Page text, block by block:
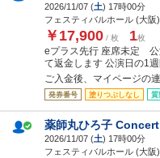
2026/11/07 (土) 17時00分
フェスティバルホール (大阪)
￥17,900 / 枚 1枚
eプラス先行 座席未定 公
て返金します 公演日の1
ご入金後、マイページの
発券番号 塗りつぶしなし 質
薬師丸ひろ子
2026/11/07 (土) 17時00分
フェスティバルホール (大阪)